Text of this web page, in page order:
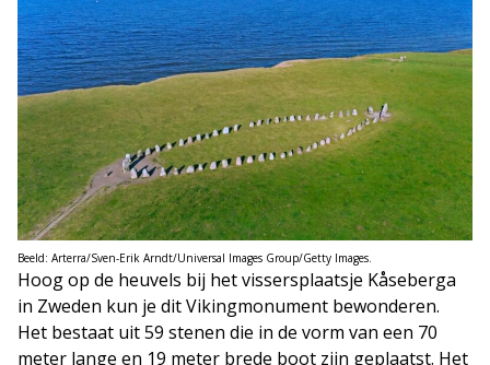
Beeld: Arterra/Sven-Erik Arndt/Universal Images Group/Getty Images.
Hoog op de heuvels bij het vissersplaatsje Kåseberga
in Zweden kun je dit Vikingmonument bewonderen.
Het bestaat uit 59 stenen die in de vorm van een 70
meter lange en 19 meter brede boot zijn geplaatst. Het